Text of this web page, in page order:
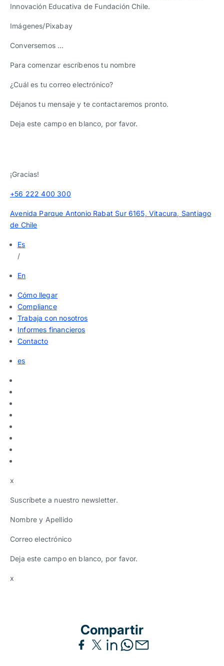
Innovación Educativa de Fundación Chile.
Imágenes/Pixabay
Conversemos …
Para comenzar escríbenos tu nombre
¿Cuál es tu correo electrónico?
Déjanos tu mensaje y te contactaremos pronto.
Deja este campo en blanco, por favor.
¡Gracias!
+56 222 400 300
Avenida Parque Antonio Rabat Sur 6165, Vitacura, Santiago
de Chile
Es
/
En
Cómo llegar
Compliance
Trabaja con nosotros
Informes financieros
Contacto
es
x
Suscríbete a nuestro newsletter.
Nombre y Apellido
Correo electrónico
Deja este campo en blanco, por favor.
x
Compartir